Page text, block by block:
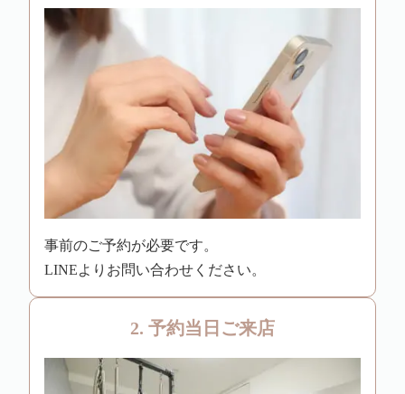
事前のご予約が必要です。
LINEよりお問い合わせください。
2. 予約当日ご来店